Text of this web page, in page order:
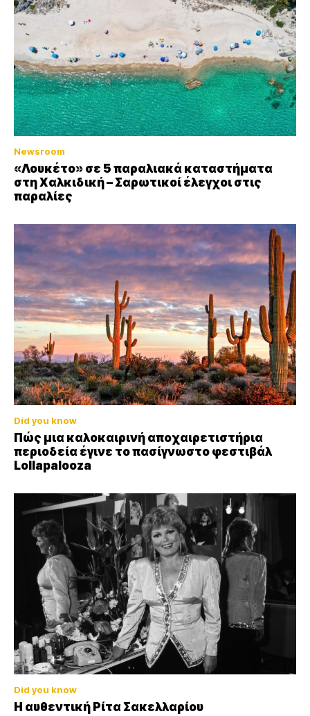
Newsroom
«Λουκέτο» σε 5 παραλιακά καταστήματα
στη Χαλκιδική – Σαρωτικοί έλεγχοι στις
παραλίες
Did you know
Πώς μια καλοκαιρινή αποχαιρετιστήρια
περιοδεία έγινε το πασίγνωστο φεστιβάλ
Lollapalooza
Did you know
Η αυθεντική Ρίτα Σακελλαρίου